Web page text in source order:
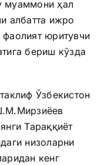
муаммони ҳал
албатта ижро
юритувчи
бериш кўзда
Ўзбекистон
Тараққиёт
низоларни
кенг